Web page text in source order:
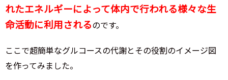
れたエネルギーによって体内で行われる様々な生
命活動に利用されるのです。
ここで超簡単なグルコースの代謝とその役割のイメージ図
を作ってみました。